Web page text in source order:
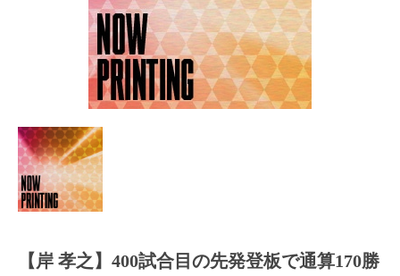
【岸 孝之】400試合目の先発登板で通算170勝